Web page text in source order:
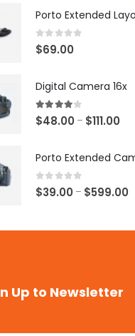
Porto Extended
0 out of 5
$69.00
Digital Camera 16x
4.00 out of 5
$48.00 – $111.00
Porto Extended
0 out of 5
$39.00 – $599.00
Up to Newsletter